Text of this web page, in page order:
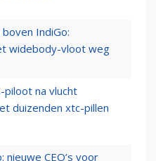
IndiGo:
widebody-vloot weg
piloot na vlucht
duizenden xtc-pillen
nieuwe CEO’s voor